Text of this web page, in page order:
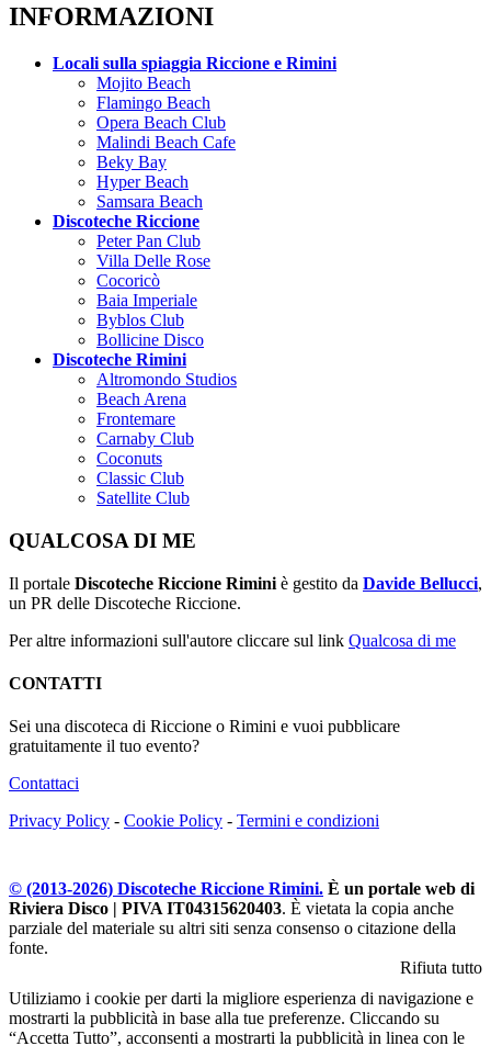
INFORMAZIONI
Locali sulla spiaggia Riccione e Rimini
Mojito Beach
Flamingo Beach
Opera Beach Club
Malindi Beach Cafe
Beky Bay
Hyper Beach
Samsara Beach
Discoteche Riccione
Peter Pan Club
Villa Delle Rose
Cocoricò
Baia Imperiale
Byblos Club
Bollicine Disco
Discoteche Rimini
Altromondo Studios
Beach Arena
Frontemare
Carnaby Club
Coconuts
Classic Club
Satellite Club
QUALCOSA DI ME
Il portale Discoteche Riccione Rimini è gestito da Davide Bellucci,
un PR delle Discoteche Riccione.
Per altre informazioni sull'autore cliccare sul link Qualcosa di me
CONTATTI
Sei una discoteca di Riccione o Rimini e vuoi pubblicare
gratuitamente il tuo evento?
Contattaci
Privacy Policy - Cookie Policy - Termini e condizioni
© (2013-2026) Discoteche Riccione Rimini. È un portale web di
Riviera Disco | PIVA IT04315620403. È vietata la copia anche
parziale del materiale su altri siti senza consenso o citazione della
fonte.
Rifiuta tutto
Utiliziamo i cookie per darti la migliore esperienza di navigazione e
mostrarti la pubblicità in base alla tue preferenze. Cliccando su
“Accetta Tutto”, acconsenti a mostrarti la pubblicità in linea con le